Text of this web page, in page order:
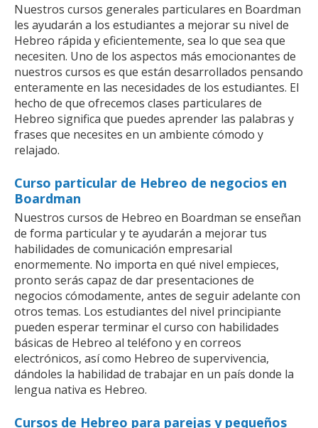
Nuestros cursos generales particulares en Boardman
les ayudarán a los estudiantes a mejorar su nivel de
Hebreo rápida y eficientemente, sea lo que sea que
necesiten. Uno de los aspectos más emocionantes de
nuestros cursos es que están desarrollados pensando
enteramente en las necesidades de los estudiantes. El
hecho de que ofrecemos clases particulares de
Hebreo significa que puedes aprender las palabras y
frases que necesites en un ambiente cómodo y
relajado.
Curso particular de Hebreo de negocios en
Boardman
Nuestros cursos de Hebreo en Boardman se enseñan
de forma particular y te ayudarán a mejorar tus
habilidades de comunicación empresarial
enormemente. No importa en qué nivel empieces,
pronto serás capaz de dar presentaciones de
negocios cómodamente, antes de seguir adelante con
otros temas. Los estudiantes del nivel principiante
pueden esperar terminar el curso con habilidades
básicas de Hebreo al teléfono y en correos
electrónicos, así como Hebreo de supervivencia,
dándoles la habilidad de trabajar en un país donde la
lengua nativa es Hebreo.
Cursos de Hebreo para parejas y pequeños